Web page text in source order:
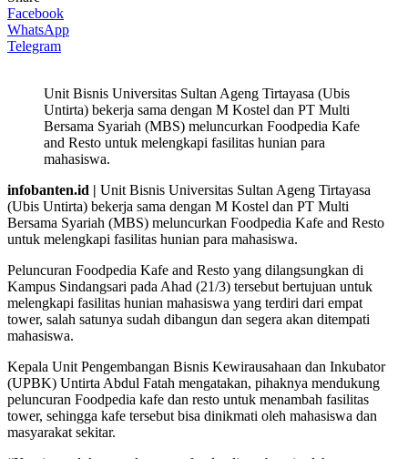
Facebook
WhatsApp
Telegram
Unit Bisnis Universitas Sultan Ageng Tirtayasa (Ubis
Untirta) bekerja sama dengan M Kostel dan PT Multi
Bersama Syariah (MBS) meluncurkan Foodpedia Kafe
and Resto untuk melengkapi fasilitas hunian para
mahasiswa.
infobanten.id | Unit Bisnis Universitas Sultan Ageng Tirtayasa
(Ubis Untirta) bekerja sama dengan M Kostel dan PT Multi
Bersama Syariah (MBS) meluncurkan Foodpedia Kafe and Resto
untuk melengkapi fasilitas hunian para mahasiswa.
Peluncuran Foodpedia Kafe and Resto yang dilangsungkan di
Kampus Sindangsari pada Ahad (21/3) tersebut bertujuan untuk
melengkapi fasilitas hunian mahasiswa yang terdiri dari empat
tower, salah satunya sudah dibangun dan segera akan ditempati
mahasiswa.
Kepala Unit Pengembangan Bisnis Kewirausahaan dan Inkubator
(UPBK) Untirta Abdul Fatah mengatakan, pihaknya mendukung
peluncuran Foodpedia kafe dan resto untuk menambah fasilitas
tower, sehingga kafe tersebut bisa dinikmati oleh mahasiswa dan
masyarakat sekitar.